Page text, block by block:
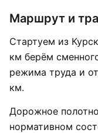
Маршрут и
Стартуем из
км берём
режима труда и
км.
Дорожное
нормативном